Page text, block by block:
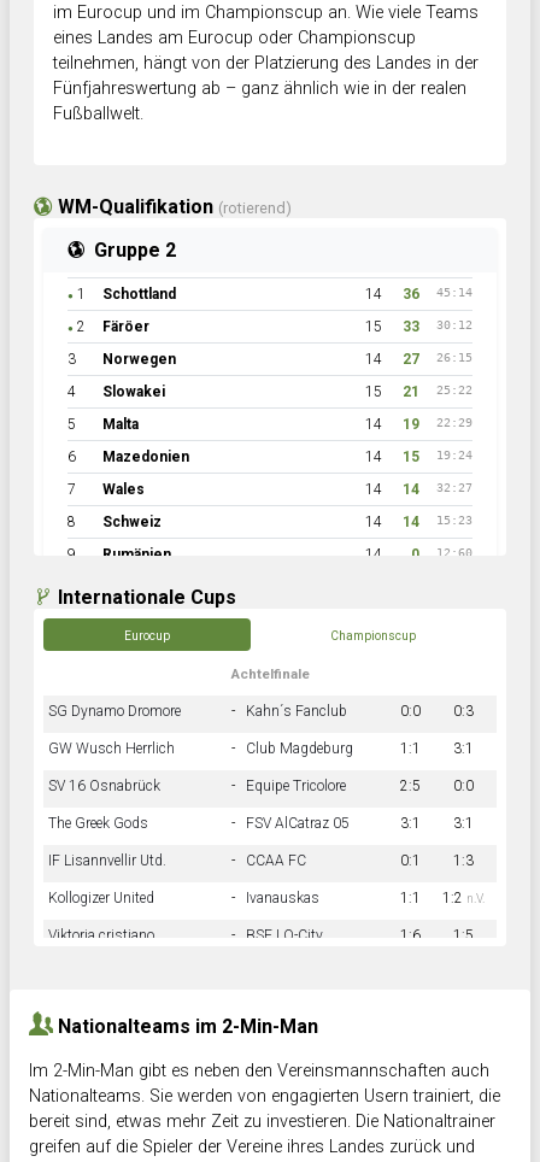
im Eurocup und im Championscup an. Wie viele Teams
eines Landes am Eurocup oder Championscup
teilnehmen, hängt von der Platzierung des Landes in der
Fünfjahreswertung ab – ganz ähnlich wie in der realen
Fußballwelt.
WM-Qualifikation (rotierend)
Gruppe 2
● 1 Schottland 14 36 45:14
● 2 Färöer 15 33 30:12
3 Norwegen 14 27 26:15
4 Slowakei 15 21 25:22
5 Malta 14 19 22:29
6 Mazedonien 14 15 19:24
7 Wales 14 14 32:27
8 Schweiz 14 14 15:23
9 Rumänien 14 0 12:60
Internationale Cups
Eurocup Championscup
Achtelfinale
SG Dynamo Dromore - Kahn´s Fanclub 0:0 0:3
GW Wusch Herrlich - Club Magdeburg 1:1 3:1
SV 16 Osnabrück - Equipe Tricolore 2:5 0:0
The Greek Gods - FSV AlCatraz 05 3:1 3:1
IF Lisannvellir Utd. - CCAA FC 0:1 1:3
Kollogizer United - Ivanauskas 1:1 1:2 n.V.
Viktoria cristiano - BSF LO-City 1:6 1:5
Nationalteams im 2-Min-Man
Im 2-Min-Man gibt es neben den Vereinsmannschaften auch
Nationalteams. Sie werden von engagierten Usern trainiert, die
bereit sind, etwas mehr Zeit zu investieren. Die Nationaltrainer
greifen auf die Spieler der Vereine ihres Landes zurück und